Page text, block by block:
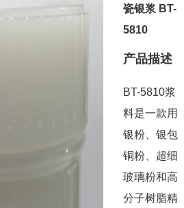
瓷银浆 BT-
5810
产品描述
BT-5810浆
料是一款用
银粉、银包
铜粉、超细
玻璃粉和高
分子树脂精